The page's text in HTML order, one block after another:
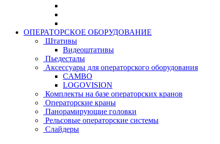
ОПЕРАТОРСКОЕ ОБОРУДОВАНИЕ
Штативы
Видеоштативы
Пьедесталы
Аксессуары для операторского оборудования
CAMBO
LOGOVISION
Комплекты на базе операторских кранов
Операторские краны
Панорамирующие головки
Рельсовые операторские системы
Слайдеры